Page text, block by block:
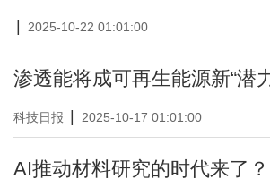
2025-10-22 01:01:00
渗透能将成可再生能源新“潜
科技日报 2025-10-17 01:01:00
AI推动材料研究的时代来了？